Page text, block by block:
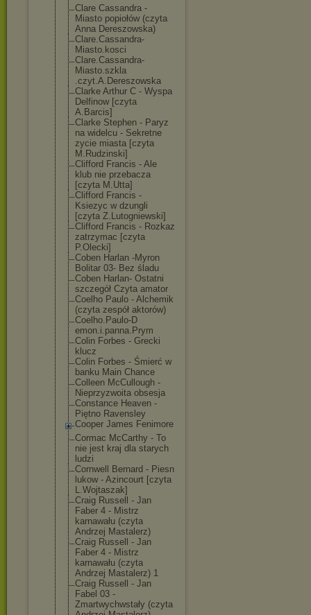
Clare Cassandra -
Miasto popiołów (czyta
Anna Dereszowska)
Clare.Cassandra-
Miasto.kosci
Clare.Cassandra-
Miasto.szkla
.czyt.A.Dereszowska
Clarke Arthur C - Wyspa
Delfinow [czyta
A.Barcis]
Clarke Stephen - Paryz
na widelcu - Sekretne
zycie miasta [czyta
M.Rudzinski]
Clifford Francis - Ale
klub nie przebacza
[czyta M.Utta]
Clifford Francis -
Ksiezyc w dzungli
[czyta Z.Lutogniewski]
Clifford Francis - Rozkaz
zatrzymac [czyta
P.Olecki]
Coben Harlan -Myron
Bolitar 03- Bez śladu
Coben Harlan- Ostatni
szczegół Czyta amator
Coelho Paulo - Alchemik
(czyta zespół aktorów)
Coelho.Paulo-D
emon.i.panna.Prym
Colin Forbes - Grecki
klucz
Colin Forbes - Śmierć w
banku Main Chance
Colleen McCullough -
Nieprzyzwoita obsesja
Constance Heaven -
Piętno Ravensley
Cooper James Fenimore
Cormac McCarthy - To
nie jest kraj dla starych
ludzi
Cornwell Bernard - Piesn
lukow - Azincourt [czyta
L.Wojtaszak]
Craig Russell - Jan
Faber 4 - Mistrz
karnawału (czyta
Andrzej Mastalerz)
Craig Russell - Jan
Faber 4 - Mistrz
karnawału (czyta
Andrzej Mastalerz) 1
Craig Russell - Jan
Fabel 03 -
Zmartwychwstały (czyta